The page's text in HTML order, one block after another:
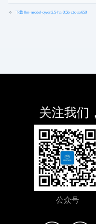
下载 llm-model-qwen2.5-ha-0.5b-ctx-ax650
关注我们
公众号